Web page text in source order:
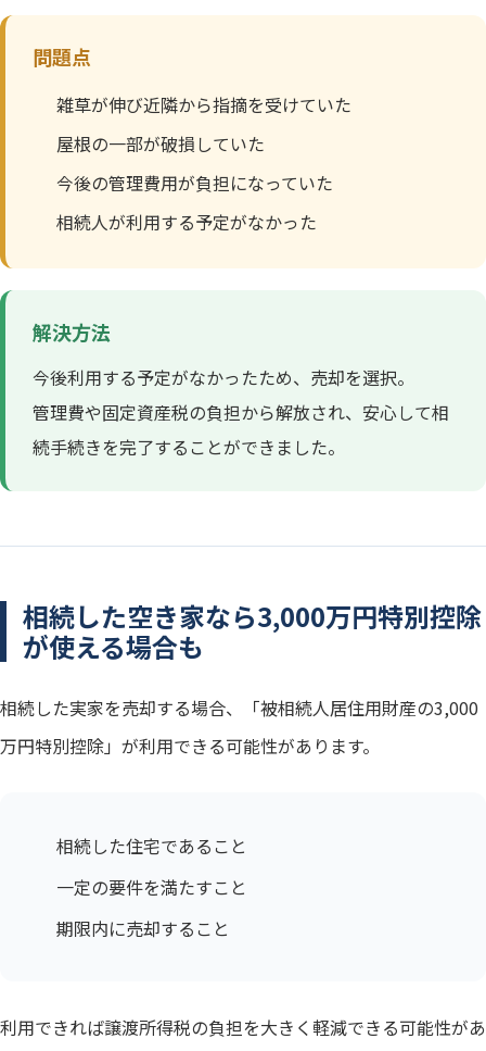
問題点
雑草が伸び近隣から指摘を受けていた
屋根の一部が破損していた
今後の管理費用が負担になっていた
相続人が利用する予定がなかった
解決方法
今後利用する予定がなかったため、売却を選択。
管理費や固定資産税の負担から解放され、安心して相
続手続きを完了することができました。
相続した空き家なら3,000万円特別控除
が使える場合も
相続した実家を売却する場合、「被相続人居住用財産の3,000
万円特別控除」が利用できる可能性があります。
相続した住宅であること
一定の要件を満たすこと
期限内に売却すること
利用できれば譲渡所得税の負担を大きく軽減できる可能性があ